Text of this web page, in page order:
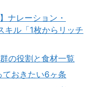
ナレーション・
キル「1枚からリッチ
の役割と食材一覧
ておきたい6ヶ条